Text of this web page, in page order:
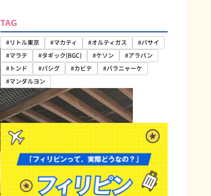
TAG
#リトル東京 #マカティ #オルティガス
#パサイ
#マラテ
#タギック(BGC) #ケソン
#アラバン
#トンド
#パシグ #カビテ
#パラニャーケ
#マンダルヨン